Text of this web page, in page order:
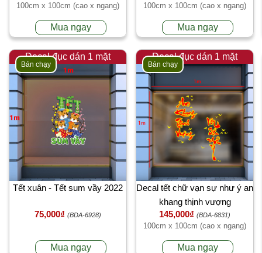
100cm x 100cm (cao x ngang)
Mua ngay
100cm x 100cm (cao x ngang)
Mua ngay
Decal đục dán 1 mặt
Bán chạy
Tết xuân - Tết sum vầy 2022
75,000₫ (BDA-6928)
Mua ngay
Decal đục dán 1 mặt
Bán chạy
Decal tết chữ vạn sự như ý an
khang thịnh vượng
145,000₫ (BDA-6831)
100cm x 100cm (cao x ngang)
Mua ngay